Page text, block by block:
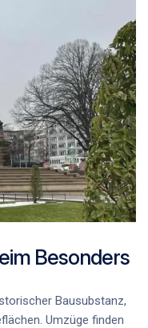
Besonders
Bausubstanz,
Umzüge finden